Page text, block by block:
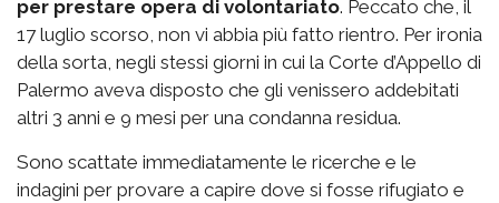
per prestare opera di volontariato. Peccato che, il
17 luglio scorso, non vi abbia più fatto rientro. Per ironia
della sorta, negli stessi giorni in cui la Corte d’Appello di
Palermo aveva disposto che gli venissero addebitati
altri 3 anni e 9 mesi per una condanna residua.
Sono scattate immediatamente le ricerche e le
indagini per provare a capire dove si fosse rifugiato e